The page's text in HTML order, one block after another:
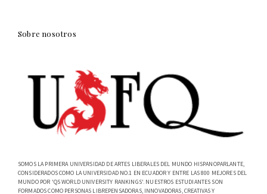
Sobre nosotros
SOMOS LA PRIMERA UNIVERSIDAD DE ARTES LIBERALES DEL MUNDO HISPANOPARLANTE,
CONSIDERADOS COMO LA UNIVERSIDAD NO.1 EN ECUADOR Y ENTRE LAS 800 MEJORES DEL
MUNDO POR 'QS WORLD UNIVERSITY RANKINGS'. NUESTROS ESTUDIANTES SON
FORMADOS COMO PERSONAS LIBREPENSADORAS, INNOVADORAS, CREATIVAS Y